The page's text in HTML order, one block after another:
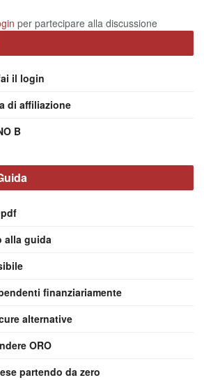
per partecipare alla discussione
il login
di affiliazione
B
alla guida
finanziariamente
alternative
ORO
partendo da zero